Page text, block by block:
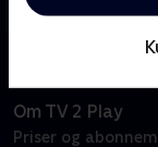
Om TV 2 Play
Priser og